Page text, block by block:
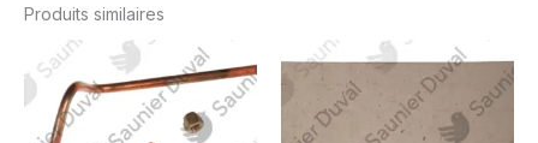
Produits similaires